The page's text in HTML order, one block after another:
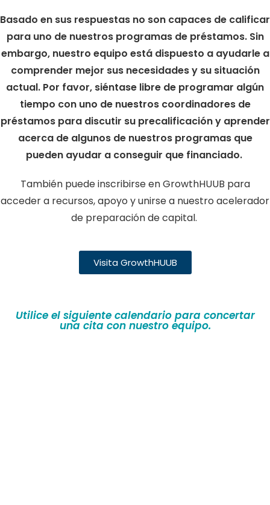
Basado en sus respuestas no son capaces de calificar
para uno de nuestros programas de préstamos. Sin
embargo, nuestro equipo está dispuesto a ayudarle a
comprender mejor sus necesidades y su situación
actual. Por favor, siéntase libre de programar algún
tiempo con uno de nuestros coordinadores de
préstamos para discutir su precalificación y aprender
acerca de algunos de nuestros programas que
pueden ayudar a conseguir que financiado.
También puede inscribirse en GrowthHUUB para
acceder a recursos, apoyo y unirse a nuestro acelerador
de preparación de capital.
Visita GrowthHUUB
Utilice el siguiente calendario para concertar
una cita con nuestro equipo.